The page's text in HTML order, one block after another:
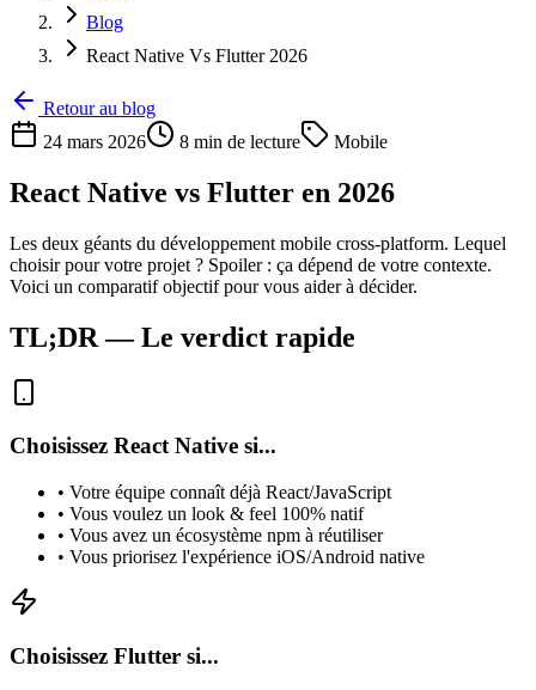
Blog
React Native Vs Flutter 2026
Retour au blog
24 mars 2026
8 min de lecture Mobile
React Native vs Flutter en 2026
Les deux géants du développement mobile cross-platform. Lequel
choisir pour votre projet ? Spoiler : ça dépend de votre contexte.
Voici un comparatif objectif pour vous aider à décider.
TL;DR — Le verdict rapide
Choisissez React Native si...
• Votre équipe connaît déjà React/JavaScript
• Vous voulez un look & feel 100% natif
• Vous avez un écosystème npm à réutiliser
• Vous priorisez l'expérience iOS/Android native
Choisissez Flutter si...